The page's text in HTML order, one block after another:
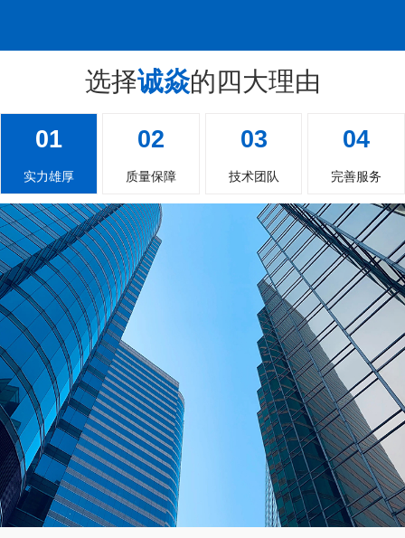
选择诚焱的四大理由
01
实力雄厚
02
质量保障
03
技术团队
04
完善服务